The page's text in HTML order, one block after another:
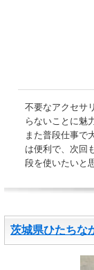
不要なアクセサ
らないことに魅
また普段仕事で
は便利で、次回
段を使いたいと
茨城県ひたちな